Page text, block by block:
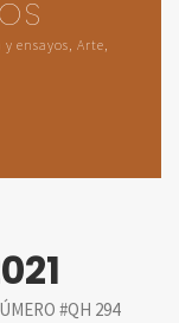
ensayos, Arte,
#QH 294